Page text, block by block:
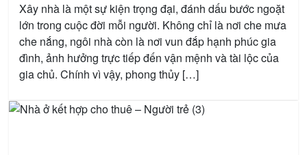
Xây nhà là một sự kiện trọng đại, đánh dấu bước ngoặt
lớn trong cuộc đời mỗi người. Không chỉ là nơi che mưa
che nắng, ngôi nhà còn là nơi vun đắp hạnh phúc gia
đình, ảnh hưởng trực tiếp đến vận mệnh và tài lộc của
gia chủ. Chính vì vậy, phong thủy […]